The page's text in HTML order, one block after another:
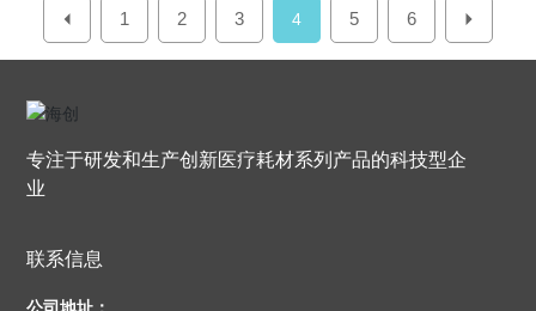
设计和开发的相关资料，给予了通过
核查意见；能够顺利通过核查也就意
味着我们的固定器产品即将取得注册
1 2 3 4 5 6
专注于研发和生产创新医疗耗材系列产品的科技型企
业
联系信息
公司地址：